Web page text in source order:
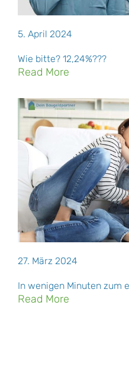
5. April 2024
Wie bitte? 12,24%???
Read More
27. März 2024
In wenigen Minuten zum
Read More